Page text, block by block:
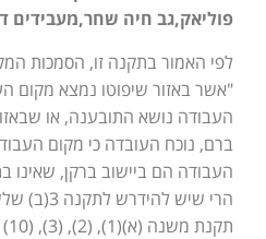
פוליאק,גב חיה שחר,מעבידים
לפי האמור בתקנה זו, הסמכות
"אשר באזור שיפוטו נמצא מקום
העבודה נושא התובענה, או
ברם, נוכח העובדה כי מקום
העבודה הם ביישוב ברקן, שאינו